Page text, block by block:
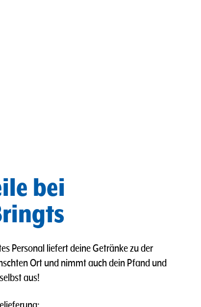
bei
Personal liefert deine Getränke zu der
Ort und nimmt auch dein Pfand und
aus!